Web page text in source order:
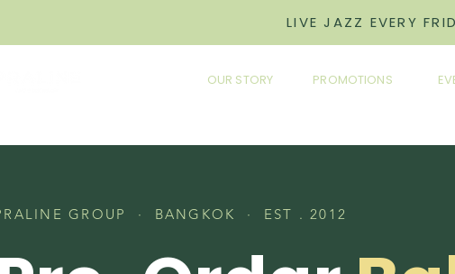
LIVE JAZZ EVERY
OUR STORY PROMOTIONS
GROUP · BANGKOK · EST . 2012